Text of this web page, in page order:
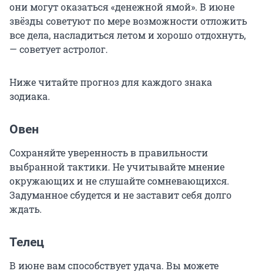
они могут оказаться «денежной ямой». В июне
звёзды советуют по мере возможности отложить
все дела, насладиться летом и хорошо отдохнуть,
— советует астролог.
Ниже читайте прогноз для каждого знака
зодиака.
Овен
Сохраняйте уверенность в правильности
выбранной тактики. Не учитывайте мнение
окружающих и не слушайте сомневающихся.
Задуманное сбудется и не заставит себя долго
ждать.
Телец
В июне вам способствует удача. Вы можете